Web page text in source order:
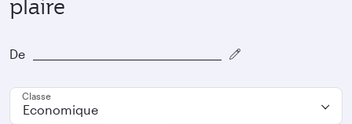
plaire
De
Classe
Economique